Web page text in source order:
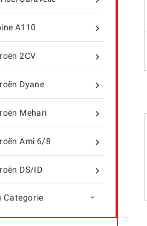

A110

2CV

Dyane

Mehari

Ami 6/8

DS/ID
Categorie 